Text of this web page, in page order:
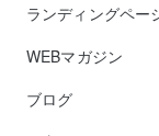
ランディングペー
WEBマガジン
ブログ